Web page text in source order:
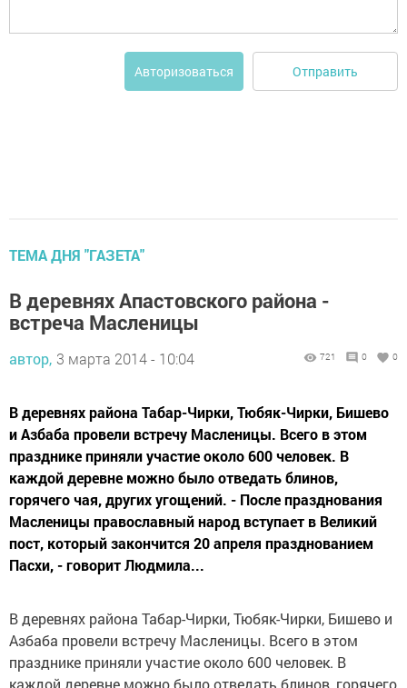
Авторизоваться Отправить
ТЕМА ДНЯ "ГАЗЕТА"
В деревнях Апастовского района -
встреча Масленицы
автор, 3 марта 2014 - 10:04 721 0 0
В деревнях района Табар-Чирки, Тюбяк-Чирки, Бишево
и Азбаба провели встречу Масленицы. Всего в этом
празднике приняли участие около 600 человек. В
каждой деревне можно было отведать блинов,
горячего чая, других угощений. - После празднования
Масленицы православный народ вступает в Великий
пост, который закончится 20 апреля празднованием
Пасхи, - говорит Людмила...
В деревнях района Табар-Чирки, Тюбяк-Чирки, Бишево и
Азбаба провели встречу Масленицы. Всего в этом
празднике приняли участие около 600 человек. В
каждой деревне можно было отведать блинов, горячего